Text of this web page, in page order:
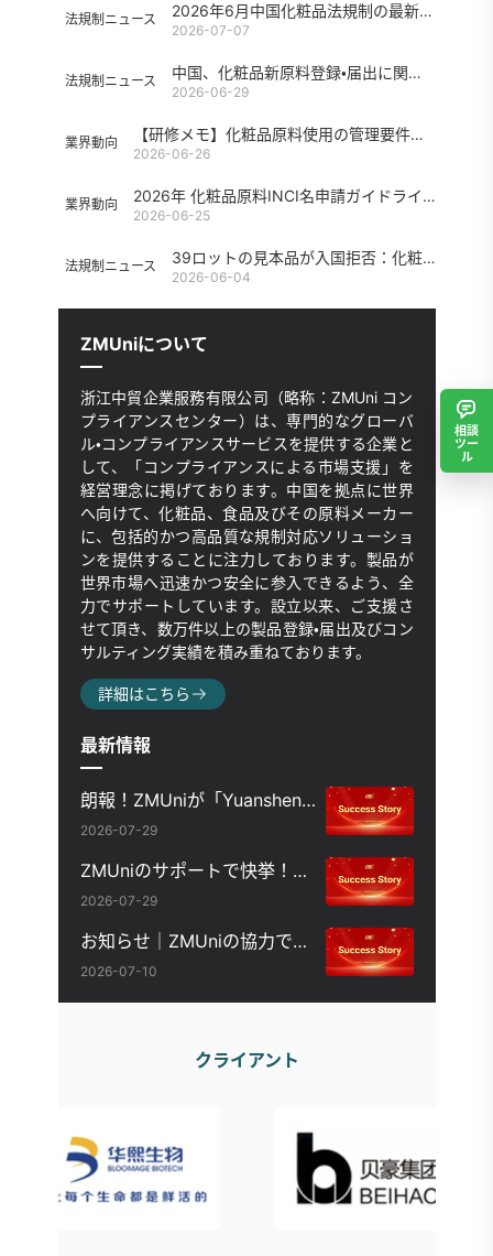
法規制ニュース 2026年6月中国化粧品法規制の最新動向
2026-07-07
法規制ニュース 中国、化粧品新原料登録・届出に関する二つの新規定を公布――管理要件をさらに最適化
2026-06-29
業界動向 【研修メモ】化粧品原料使用の管理要件：法規制根拠の遡及
2026-06-26
業界動向 2026年 化粧品原料INCI名申請ガイドライン
2026-06-25
法規制ニュース 39ロットの見本品が入国拒否：化粧品サンプルのラベル表示問題とコンプライアンス管理への対応策は？
2026-06-04
ZMUniについて
浙江中貿企業服務有限公司（略称：ZMUni コン
プライアンスセンター）は、専門的なグローバ
ル・コンプライアンスサービスを提供する企業と
して、「コンプライアンスによる市場支援」を
経営理念に掲げております。中国を拠点に世界
へ向けて、化粧品、食品及びその原料メーカー
に、包括的かつ高品質な規制対応ソリューショ
ンを提供することに注力しております。製品が
世界市場へ迅速かつ安全に参入できるよう、全
力でサポートしています。設立以来、ご支援さ
せて頂き、数万件以上の製品登録・届出及びコン
サルティング実績を積み重ねております。
詳細はこちら
最新情報
朗報！ZMUniが「Yuansheng Chuanghe」の微生物新製品「リゾチーム」のCAS番号取得を支援
2026-07-29
ZMUniのサポートで快挙！タイのNabsolute社、ポリマー新原料の届出に成功
2026-07-29
お知らせ｜ZMUniの協力でVEMINSYNが植物カルス由来新原料届出申請が再び完了
2026-07-10
クライアント
相談
ツー
ル